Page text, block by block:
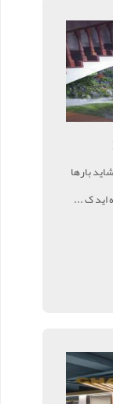
بارها
اید ک ...